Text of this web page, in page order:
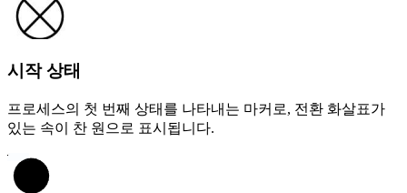
시작 상태
프로세스의 첫 번째 상태를 나타내는 마커로, 전환 화살표가
있는 속이 찬 원으로 표시됩니다.